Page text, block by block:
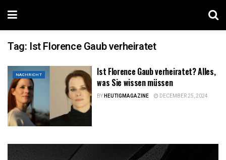
Tag: Ist Florence Gaub verheiratet
NACHRICHT
Ist Florence Gaub verheiratet? Alles,
was Sie wissen müssen
BYHEUTIGMAGAZINE DECEMBER 25, 2024